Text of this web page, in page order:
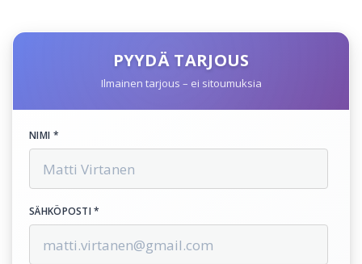
PYYDÄ TARJOUS
Ilmainen tarjous – ei sitoumuksia
NIMI *
SÄHKÖPOSTI *